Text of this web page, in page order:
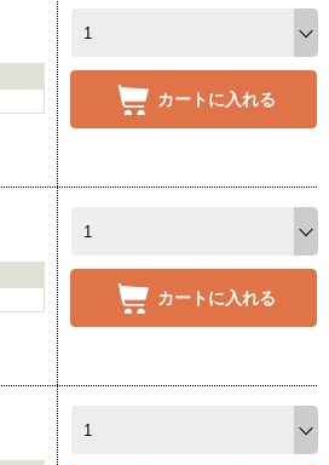
カートに入れる
カートに入れる